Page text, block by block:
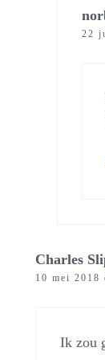
22
Charles
10 mei 2018
Ik zou